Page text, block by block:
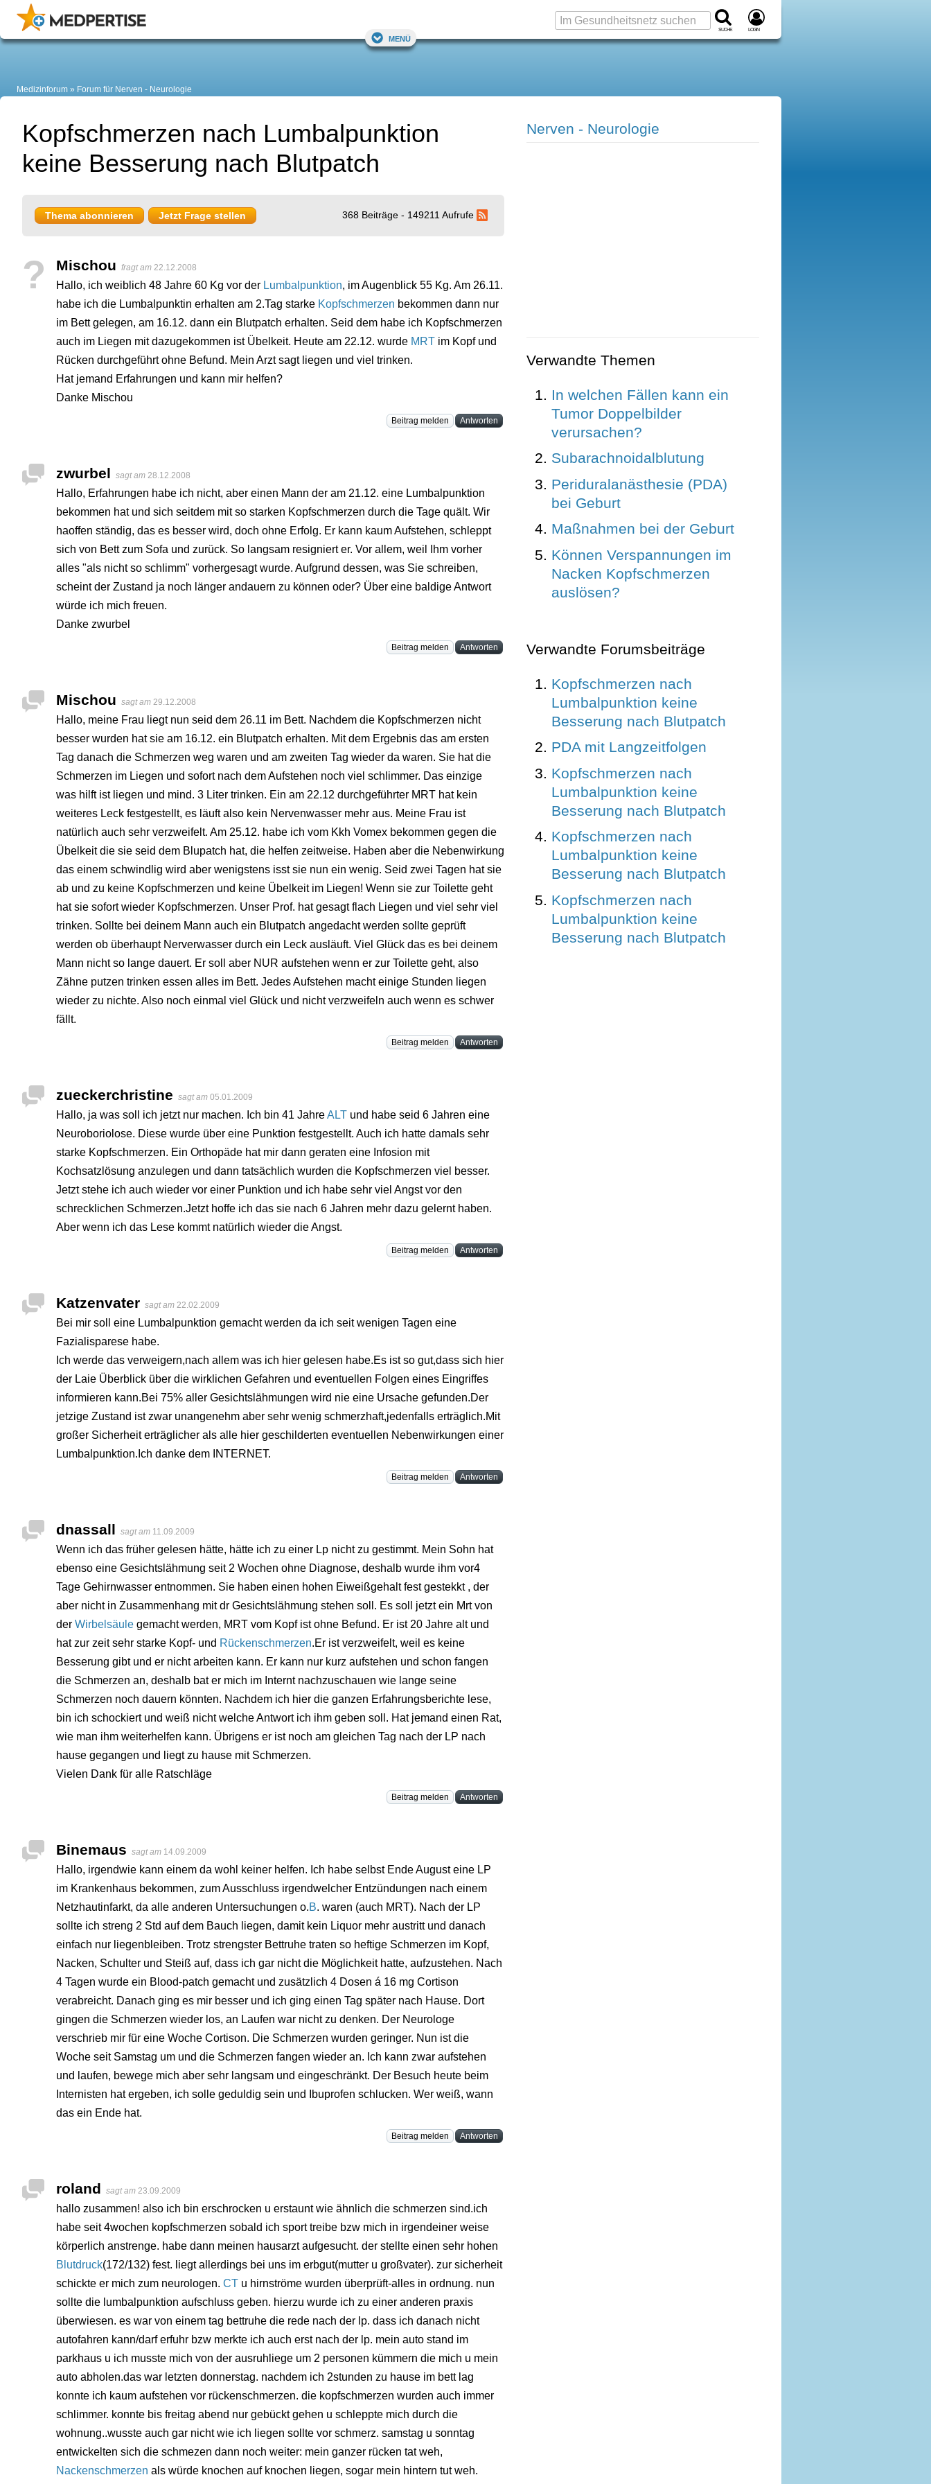
Suche Login
Menü
Medizinforum Forum für Nerven - Neurologie
Kopfschmerzen nach Lumbalpunktion
keine Besserung nach Blutpatch
Thema abonnieren Jetzt Frage stellen 368 Beiträge - 149211 Aufrufe
? Mischou fragt am 22.12.2008
Hallo, ich weiblich 48 Jahre 60 Kg vor der Lumbalpunktion, im Augenblick 55 Kg. Am 26.11.
habe ich die Lumbalpunktin erhalten am 2.Tag starke Kopfschmerzen bekommen dann nur
im Bett gelegen, am 16.12. dann ein Blutpatch erhalten. Seid dem habe ich Kopfschmerzen
auch im Liegen mit dazugekommen ist Übelkeit. Heute am 22.12. wurde MRT im Kopf und
Rücken durchgeführt ohne Befund. Mein Arzt sagt liegen und viel trinken.
Hat jemand Erfahrungen und kann mir helfen?
Danke Mischou
Beitrag melden Antworten
zwurbel sagt am 28.12.2008
Hallo, Erfahrungen habe ich nicht, aber einen Mann der am 21.12. eine Lumbalpunktion
bekommen hat und sich seitdem mit so starken Kopfschmerzen durch die Tage quält. Wir
haoffen ständig, das es besser wird, doch ohne Erfolg. Er kann kaum Aufstehen, schleppt
sich von Bett zum Sofa und zurück. So langsam resigniert er. Vor allem, weil Ihm vorher
alles "als nicht so schlimm" vorhergesagt wurde. Aufgrund dessen, was Sie schreiben,
scheint der Zustand ja noch länger andauern zu können oder? Über eine baldige Antwort
würde ich mich freuen.
Danke zwurbel
Beitrag melden Antworten
Mischou sagt am 29.12.2008
Hallo, meine Frau liegt nun seid dem 26.11 im Bett. Nachdem die Kopfschmerzen nicht
besser wurden hat sie am 16.12. ein Blutpatch erhalten. Mit dem Ergebnis das am ersten
Tag danach die Schmerzen weg waren und am zweiten Tag wieder da waren. Sie hat die
Schmerzen im Liegen und sofort nach dem Aufstehen noch viel schlimmer. Das einzige
was hilft ist liegen und mind. 3 Liter trinken. Ein am 22.12 durchgeführter MRT hat kein
weiteres Leck festgestellt, es läuft also kein Nervenwasser mehr aus. Meine Frau ist
natürlich auch sehr verzweifelt. Am 25.12. habe ich vom Kkh Vomex bekommen gegen die
Übelkeit die sie seid dem Blupatch hat, die helfen zeitweise. Haben aber die Nebenwirkung
das einem schwindlig wird aber wenigstens isst sie nun ein wenig. Seid zwei Tagen hat sie
ab und zu keine Kopfschmerzen und keine Übelkeit im Liegen! Wenn sie zur Toilette geht
hat sie sofort wieder Kopfschmerzen. Unser Prof. hat gesagt flach Liegen und viel sehr viel
trinken. Sollte bei deinem Mann auch ein Blutpatch angedacht werden sollte geprüft
werden ob überhaupt Nerverwasser durch ein Leck ausläuft. Viel Glück das es bei deinem
Mann nicht so lange dauert. Er soll aber NUR aufstehen wenn er zur Toilette geht, also
Zähne putzen trinken essen alles im Bett. Jedes Aufstehen macht einige Stunden liegen
wieder zu nichte. Also noch einmal viel Glück und nicht verzweifeln auch wenn es schwer
fällt.
Beitrag melden Antworten
zueckerchristine sagt am 05.01.2009
Hallo, ja was soll ich jetzt nur machen. Ich bin 41 JahreALT und habe seid 6 Jahren eine
Neuroboriolose. Diese wurde über eine Punktion festgestellt. Auch ich hatte damals sehr
starke Kopfschmerzen. Ein Orthopäde hat mir dann geraten eine Infosion mit
Kochsatzlösung anzulegen und dann tatsächlich wurden die Kopfschmerzen viel besser.
Jetzt stehe ich auch wieder vor einer Punktion und ich habe sehr viel Angst vor den
schrecklichen Schmerzen.Jetzt hoffe ich das sie nach 6 Jahren mehr dazu gelernt haben.
Aber wenn ich das Lese kommt natürlich wieder die Angst.
Beitrag melden Antworten
Katzenvater sagt am 22.02.2009
Bei mir soll eine Lumbalpunktion gemacht werden da ich seit wenigen Tagen eine
Fazialisparese habe.
Ich werde das verweigern,nach allem was ich hier gelesen habe.Es ist so gut,dass sich hier
der Laie Überblick über die wirklichen Gefahren und eventuellen Folgen eines Eingriffes
informieren kann.Bei 75% aller Gesichtslähmungen wird nie eine Ursache gefunden.Der
jetzige Zustand ist zwar unangenehm aber sehr wenig schmerzhaft,jedenfalls erträglich.Mit
großer Sicherheit erträglicher als alle hier geschilderten eventuellen Nebenwirkungen einer
Lumbalpunktion.Ich danke dem INTERNET.
Beitrag melden Antworten
dnassall sagt am 11.09.2009
Wenn ich das früher gelesen hätte, hätte ich zu einer Lp nicht zu gestimmt. Mein Sohn hat
ebenso eine Gesichtslähmung seit 2 Wochen ohne Diagnose, deshalb wurde ihm vor4
Tage Gehirnwasser entnommen. Sie haben einen hohen Eiweißgehalt fest gestekkt , der
aber nicht in Zusammenhang mit dr Gesichtslähmung stehen soll. Es soll jetzt ein Mrt von
der Wirbelsäule gemacht werden, MRT vom Kopf ist ohne Befund. Er ist 20 Jahre alt und
hat zur zeit sehr starke Kopf- und Rückenschmerzen.Er ist verzweifelt, weil es keine
Besserung gibt und er nicht arbeiten kann. Er kann nur kurz aufstehen und schon fangen
die Schmerzen an, deshalb bat er mich im Internt nachzuschauen wie lange seine
Schmerzen noch dauern könnten. Nachdem ich hier die ganzen Erfahrungsberichte lese,
bin ich schockiert und weiß nicht welche Antwort ich ihm geben soll. Hat jemand einen Rat,
wie man ihm weiterhelfen kann. Übrigens er ist noch am gleichen Tag nach der LP nach
hause gegangen und liegt zu hause mit Schmerzen.
Vielen Dank für alle Ratschläge
Beitrag melden Antworten
Binemaus sagt am 14.09.2009
Hallo, irgendwie kann einem da wohl keiner helfen. Ich habe selbst Ende August eine LP
im Krankenhaus bekommen, zum Ausschluss irgendwelcher Entzündungen nach einem
Netzhautinfarkt, da alle anderen Untersuchungen o.B. waren (auch MRT). Nach der LP
sollte ich streng 2 Std auf dem Bauch liegen, damit kein Liquor mehr austritt und danach
einfach nur liegenbleiben. Trotz strengster Bettruhe traten so heftige Schmerzen im Kopf,
Nacken, Schulter und Steiß auf, dass ich gar nicht die Möglichkeit hatte, aufzustehen. Nach
4 Tagen wurde ein Blood-patch gemacht und zusätzlich 4 Dosen á 16 mg Cortison
verabreicht. Danach ging es mir besser und ich ging einen Tag später nach Hause. Dort
gingen die Schmerzen wieder los, an Laufen war nicht zu denken. Der Neurologe
verschrieb mir für eine Woche Cortison. Die Schmerzen wurden geringer. Nun ist die
Woche seit Samstag um und die Schmerzen fangen wieder an. Ich kann zwar aufstehen
und laufen, bewege mich aber sehr langsam und eingeschränkt. Der Besuch heute beim
Internisten hat ergeben, ich solle geduldig sein und Ibuprofen schlucken. Wer weiß, wann
das ein Ende hat.
Beitrag melden Antworten
roland sagt am 23.09.2009
hallo zusammen! also ich bin erschrocken u erstaunt wie ähnlich die schmerzen sind.ich
habe seit 4wochen kopfschmerzen sobald ich sport treibe bzw mich in irgendeiner weise
körperlich anstrenge. habe dann meinen hausarzt aufgesucht. der stellte einen sehr hohen
Blutdruck(172/132) fest. liegt allerdings bei uns im erbgut(mutter u großvater). zur sicherheit
schickte er mich zum neurologen. CT u hirnströme wurden überprüft-alles in ordnung. nun
sollte die lumbalpunktion aufschluss geben. hierzu wurde ich zu einer anderen praxis
überwiesen. es war von einem tag bettruhe die rede nach der lp. dass ich danach nicht
autofahren kann/darf erfuhr bzw merkte ich auch erst nach der lp. mein auto stand im
parkhaus u ich musste mich von der ausruhliege um 2 personen kümmern die mich u mein
auto abholen.das war letzten donnerstag. nachdem ich 2stunden zu hause im bett lag
konnte ich kaum aufstehen vor rückenschmerzen. die kopfschmerzen wurden auch immer
schlimmer. konnte bis freitag abend nur gebückt gehen u schleppte mich durch die
wohnung..wusste auch gar nicht wie ich liegen sollte vor schmerz. samstag u sonntag
entwickelten sich die schmezen dann noch weiter: mein ganzer rücken tat weh,
Nackenschmerzen als würde knochen auf knochen liegen, sogar mein hintern tut weh.
Nerven - Neurologie
Verwandte Themen
In welchen Fällen kann ein
Tumor Doppelbilder
verursachen?
Subarachnoidalblutung
Periduralanästhesie (PDA)
bei Geburt
Maßnahmen bei der Geburt
Können Verspannungen im
Nacken Kopfschmerzen
auslösen?
Verwandte Forumsbeiträge
Kopfschmerzen nach
Lumbalpunktion keine
Besserung nach Blutpatch
PDA mit Langzeitfolgen
Kopfschmerzen nach
Lumbalpunktion keine
Besserung nach Blutpatch
Kopfschmerzen nach
Lumbalpunktion keine
Besserung nach Blutpatch
Kopfschmerzen nach
Lumbalpunktion keine
Besserung nach Blutpatch